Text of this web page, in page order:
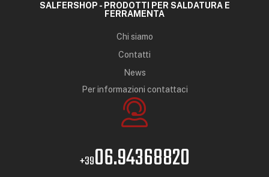
SALFERSHOP - PRODOTTI PER SALDATURA E
FERRAMENTA
Chi siamo
Contatti
News
Per informazioni contattaci
+3906.94368820